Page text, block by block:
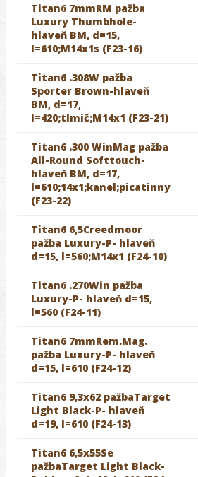
Titan6 7mmRM pažba
Luxury Thumbhole-
hlaveň BM, d=15,
l=610;M14x1s (F23-16)
Titan6 .308W pažba
Sporter Brown-hlaveň
BM, d=17,
l=420;tlmič;M14x1 (F23-21)
Titan6 .300 WinMag pažba
All-Round Softtouch-
hlaveň BM, d=17,
l=610;14x1;kanel;picatinny
(F23-22)
Titan6 6,5Creedmoor
pažba Luxury-P- hlaveň
d=15, l=560;M14x1 (F24-10)
Titan6 .270Win pažba
Luxury-P- hlaveň d=15,
l=560 (F24-11)
Titan6 7mmRem.Mag.
pažba Luxury-P- hlaveň
d=15, l=610 (F24-12)
Titan6 9,3x62 pažbaTarget
Light Black-P- hlaveň
d=19, l=610 (F24-13)
Titan6 6,5x55Se
pažbaTarget Light Black-